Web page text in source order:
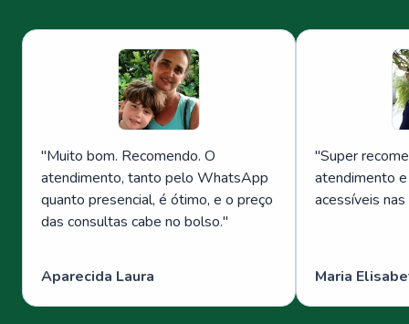
"Muito bom. Recomendo. O
atendimento, tanto pelo WhatsApp
quanto presencial, é ótimo, e o preço
das consultas cabe no bolso."
Aparecida Laura
"Super
atendimento
acessíveis
Maria